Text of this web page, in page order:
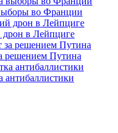
во Франции
дрон в Лейпциге
решением Путина
антибаллистики